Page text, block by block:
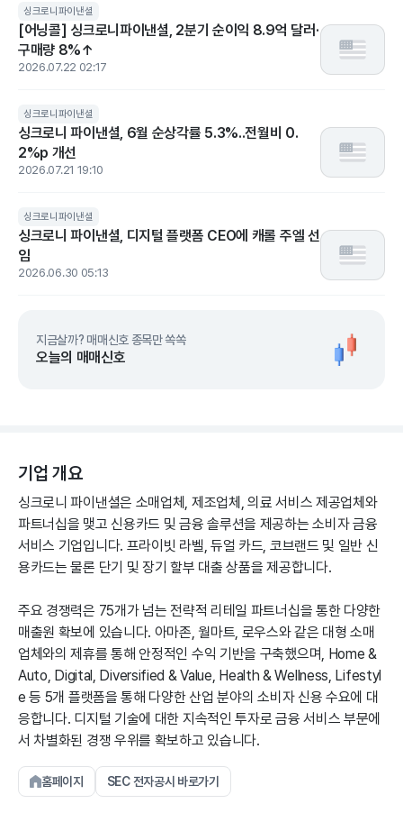
싱크로니파이낸셜
[어닝콜] 싱크로니파이낸셜, 2분기 순이익 8.9억 달러·
구매량 8%↑
2026.07.22 02:17
싱크로니파이낸셜
싱크로니 파이낸셜, 6월 순상각률 5.3%..전월비 0.
2%p 개선
2026.07.21 19:10
싱크로니파이낸셜
싱크로니 파이낸셜, 디지털 플랫폼 CEO에 캐롤 주엘 선
임
2026.06.30 05:13
지금살까? 매매신호 종목만 쏙쏙
오늘의 매매신호
기업 개요
싱크로니 파이낸셜은 소매업체, 제조업체, 의료 서비스 제공업체와
파트너십을 맺고 신용카드 및 금융 솔루션을 제공하는 소비자 금융
서비스 기업입니다. 프라이빗 라벨, 듀얼 카드, 코브랜드 및 일반 신
용카드는 물론 단기 및 장기 할부 대출 상품을 제공합니다.
주요 경쟁력은 75개가 넘는 전략적 리테일 파트너십을 통한 다양한
매출원 확보에 있습니다. 아마존, 월마트, 로우스와 같은 대형 소매
업체와의 제휴를 통해 안정적인 수익 기반을 구축했으며, Home &
Auto, Digital, Diversified & Value, Health & Wellness, Lifestyl
e 등 5개 플랫폼을 통해 다양한 산업 분야의 소비자 신용 수요에 대
응합니다. 디지털 기술에 대한 지속적인 투자로 금융 서비스 부문에
서 차별화된 경쟁 우위를 확보하고 있습니다.
홈페이지 SEC 전자공시 바로가기